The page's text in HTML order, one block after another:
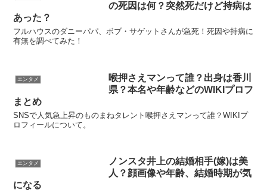
の死因は何？突然死だけど持病は
あった？
フルハウスのダニーパパ、ボブ・サゲットさんが急死！死因や持病に
有無を調べてみた！
エンタメ
喉押さえマンって誰？出身は香川
県？本名や年齢などのWIKIプロフ
まとめ
SNSで人気急上昇のものまねタレント喉押さえマンって誰？WIKIプ
ロフィールについて。
エンタメ
ノンスタ井上の結婚相手(嫁)は美
人？顔画像や年齢、結婚時期が気
になる